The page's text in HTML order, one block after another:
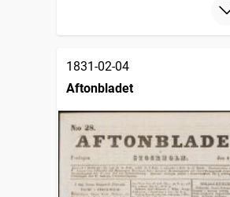
1831-02-04
Aftonbladet